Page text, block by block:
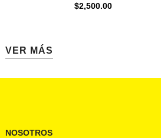
$2,500.00
VER MÁS
NOSOTROS